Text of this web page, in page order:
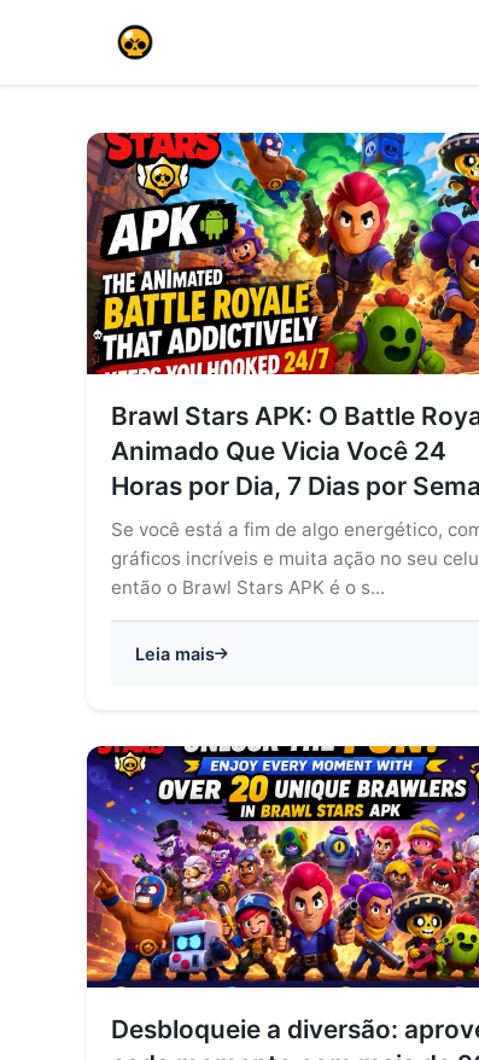
Brawl Stars APK: O Battle
Animado Que Vicia Você 24
Horas por Dia, 7 Dias por
Se você está a fim de algo energético,
gráficos incríveis e muita ação no seu
então o Brawl Stars APK é o s...
Leia mais
Desbloqueie a diversão: